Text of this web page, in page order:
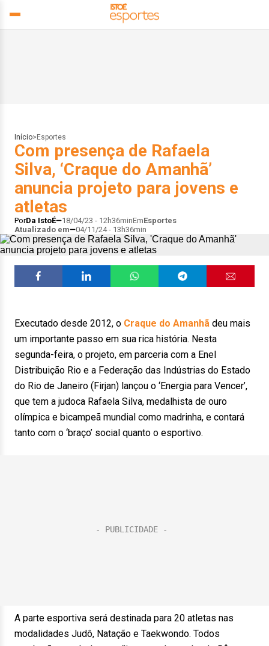
Início> Esportes
Com presença de Rafaela
Silva, ‘Craque do Amanhã’
anuncia projeto para jovens e
atletas
PorDa IstoÉ 18/04/23 - 12h36minEmEsportes
Atualizado em
04/11/24 - 13h36min
Executado desde 2012, o Craque do Amanhã deu mais
um importante passo em sua rica história. Nesta
segunda-feira, o projeto, em parceria com a Enel
Distribuição Rio e a Federação das Indústrias do Estado
do Rio de Janeiro (Firjan) lançou o ‘Energia para Vencer’,
que tem a judoca Rafaela Silva, medalhista de ouro
olímpica e bicampeã mundial como madrinha, e contará
tanto com o ‘braço’ social quanto o esportivo.
A parte esportiva será destinada para 20 atletas nas
modalidades Judô, Natação e Taekwondo. Todos